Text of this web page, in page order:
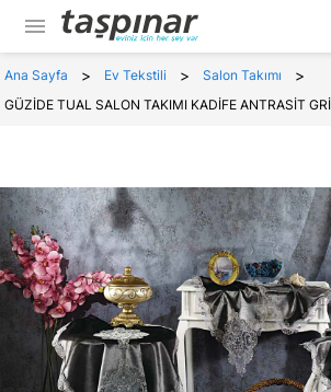
menu
Ana Sayfa > Ev Tekstili > Salon Takımı >
GÜZİDE TUAL SALON TAKIMI KADİFE ANTRASİT GRİ